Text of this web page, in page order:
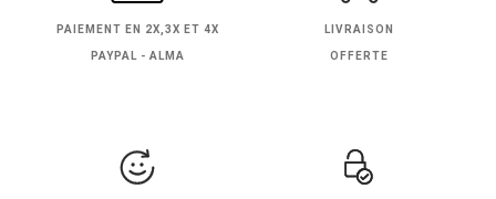
PAIEMENT EN 2X,3X ET 4X
PAYPAL - ALMA
LIVRAISON
OFFERTE